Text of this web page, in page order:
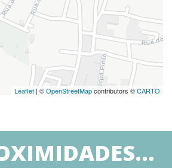
Leaflet | ©OpenStreetMapcontributors ©CARTO